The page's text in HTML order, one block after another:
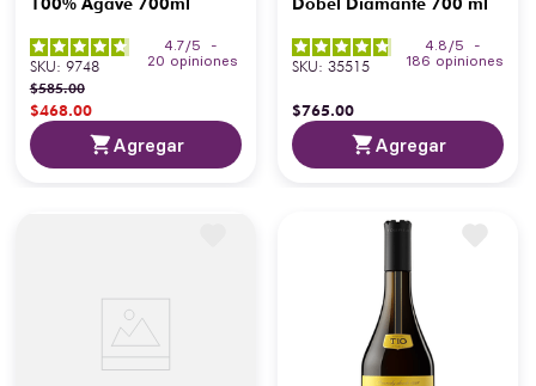
100% Agave 700ml
4.7/5
-
20 opiniones
SKU: 9748
$585.00
$468.00
Agregar
Dobel Diamante 700 ml
4.8 /5
-
186 opiniones
SKU: 35515
$765.00
Agregar